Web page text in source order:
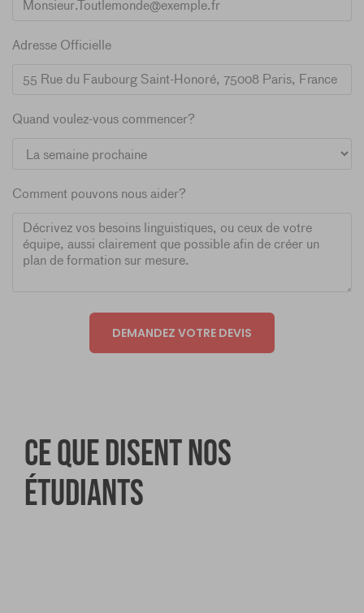
Adresse Officielle
Quand voulez-vous commencer?
Comment pouvons nous aider?
DEMANDEZ VOTRE DEVIS
Ce que disent nos
étudiants